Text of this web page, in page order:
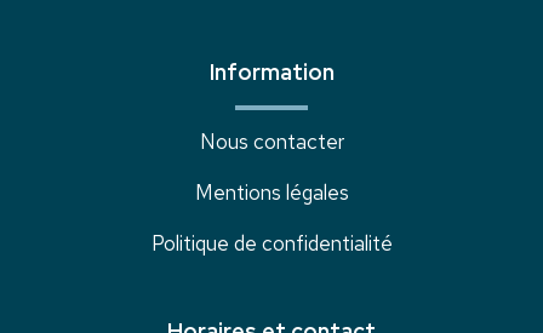
Information
Nous contacter
Mentions légales
Politique de confidentialité